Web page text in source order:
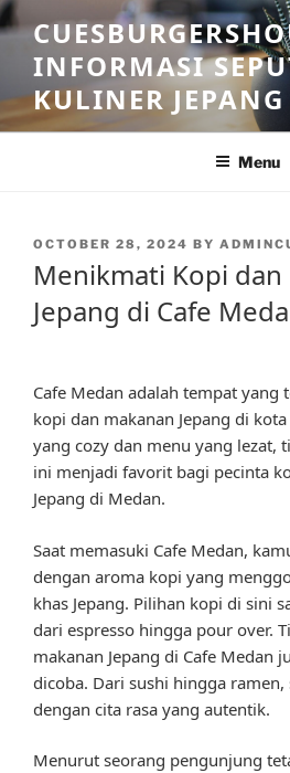
Skip
to
contentINFORMASI
KULINER
Menu
POSTED
OCTOBER 28, 2024 BY
Menikmati Kopi dan
Jepang di Cafe
Cafe Medan adalah tempat
kopi dan makanan Jepang di
yang cozy dan menu yang lezat,
ini menjadi favorit bagi pecinta
Jepang di Medan.
Saat memasuki Cafe Medan,
dengan aroma kopi yang
khas Jepang. Pilihan kopi di sini
dari espresso hingga pour over.
makanan Jepang di Cafe Medan
dicoba. Dari sushi hingga ramen,
dengan cita rasa yang autentik.
Menurut seorang pengunjung